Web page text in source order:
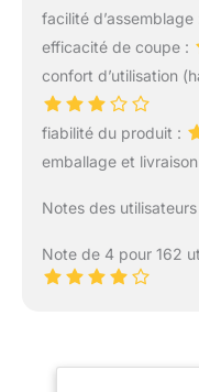
facilité d’assemblage
efficacité de coupe :
confort d’utilisation
fiabilité du produit :
emballage et
Notes des
Note de 4 pour 162